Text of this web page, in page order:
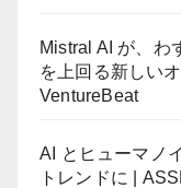
Mistral AI が、わ
を上回る新しい
VentureBeat
AI とヒューマノ
トレンドに |